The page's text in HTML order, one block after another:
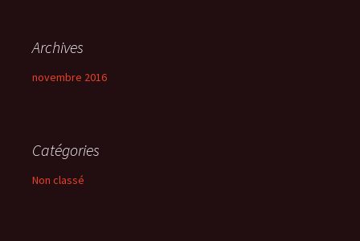
Archives
novembre 2016
Catégories
Non classé